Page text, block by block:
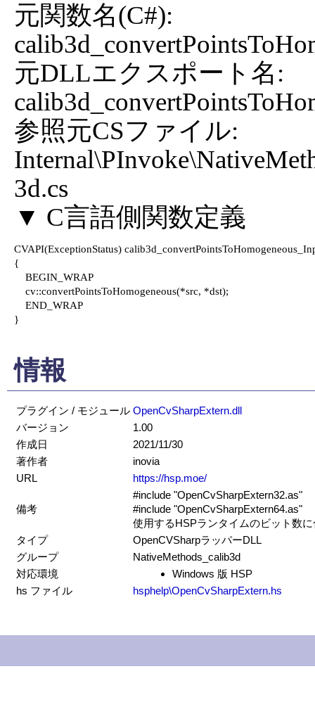
元関数名(C#):
元DLLエクスポート名:
参照元CSファイル:
3d.cs
CVAPI(ExceptionStatus)
{
    BEGIN_WRAP
    cv::convertPointsToHomogeneous(*src, *dst);
    END_WRAP
}
情報
プラグイン / モジュール OpenCvSharpExtern.dll
バージョン
1.00
作成日
2021/11/30
著作者
inovia
URL
https://hsp.moe/
備考
#include "OpenCvSharpExtern32.as"
#include "OpenCvSharpExtern64.as"
使用するHSPランタイムのビット数
タイプ
OpenCVSharpラッパーDLL
グループ
NativeMethods_calib3d
対応環境
Windows 版 HSP
hs ファイル
hsphelp\OpenCvSharpExtern.hs